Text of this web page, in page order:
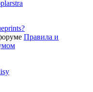
Правила и